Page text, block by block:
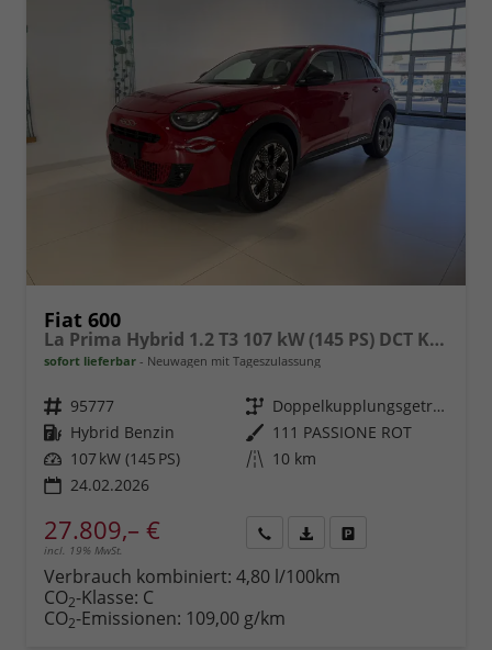
Fiat 600
La Prima Hybrid 1.2 T3 107 kW (145 PS) DCT Klimaautomatik, Massagesitz, Sitzheizung, elektrisch verstellbarer Fahrersitz, Radio, DAB, Apple CarPlay, Android Auto, Navigationssystem, 18 Zoll Leichtmetallfelgen, uvm.
sofort lieferbar Neuwagen mit Tageszulassung
Fahrzeugnr. 95777 Getriebe
Doppelkupplungsgetriebe (DSG)
Kraftstoff Hybrid Benzin Außenfarbe 111 PASSIONE ROT
Leistung 107 kW (145 PS) Kilometerstand 10 km
24.02.2026
27.809,– €
incl. 19% MwSt.
anfordern
Datei,
Verbrauch kombiniert: 4,80 l/100km
CO2-Klasse: C
CO2-Emissionen: 109,00 g/km